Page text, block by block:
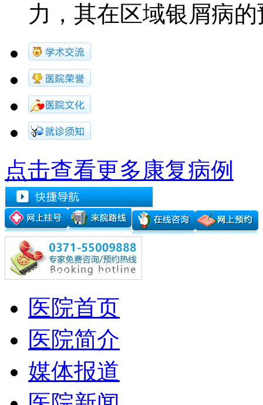
力，其在区域银屑病的
点击查看更多康复病例
医院首页
医院简介
媒体报道